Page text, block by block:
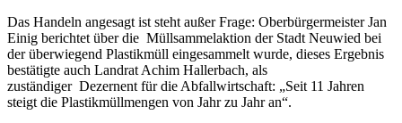
Das Handeln angesagt ist steht außer Frage: Oberbürgermeister Jan
Einig berichtet über die Müllsammelaktion der Stadt Neuwied bei
der überwiegend Plastikmüll eingesammelt wurde, dieses Ergebnis
bestätigte auch Landrat Achim Hallerbach, als
zuständiger Dezernent für die Abfallwirtschaft: „Seit 11 Jahren
steigt die Plastikmüllmengen von Jahr zu Jahr an“.